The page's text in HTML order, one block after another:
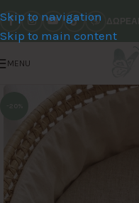
Skip to navigation
Skip to main content
MENU